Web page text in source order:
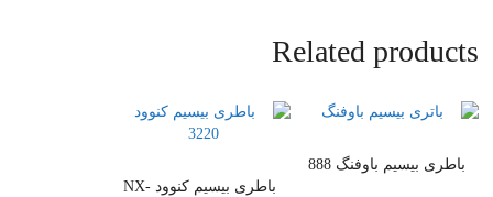
Related products
باطری بیسیم باوفنگ 888
باطری بیسیم کنوود NX-